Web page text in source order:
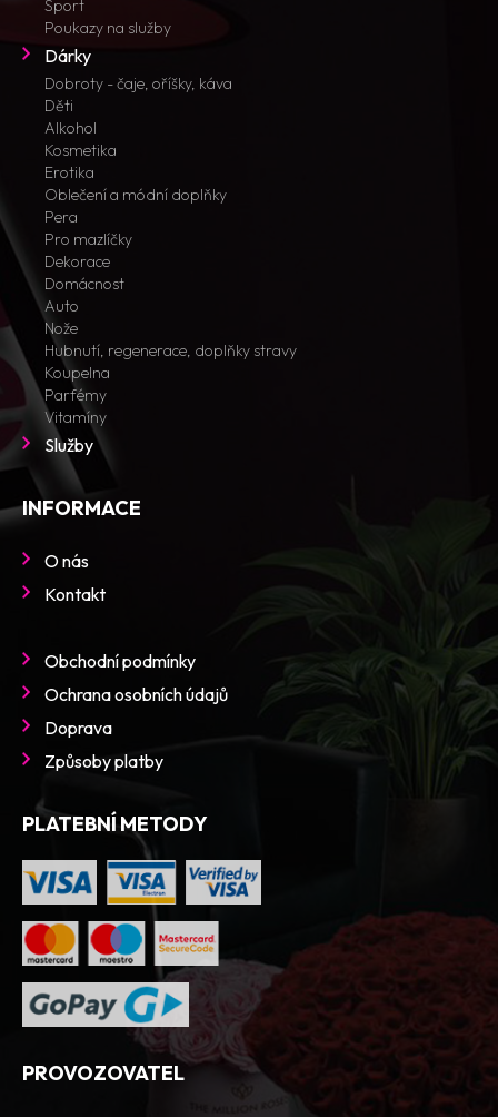
Sport
Poukazy na služby
Dárky
Dobroty - čaje, oříšky, káva
Děti
Alkohol
Kosmetika
Erotika
Oblečení a módní doplňky
Pera
Pro mazlíčky
Dekorace
Domácnost
Auto
Nože
Hubnutí, regenerace, doplňky stravy
Koupelna
Parfémy
Vitamíny
Služby
INFORMACE
O nás
Kontakt
Obchodní podmínky
Ochrana osobních údajů
Doprava
Způsoby platby
PLATEBNÍ METODY
PROVOZOVATEL